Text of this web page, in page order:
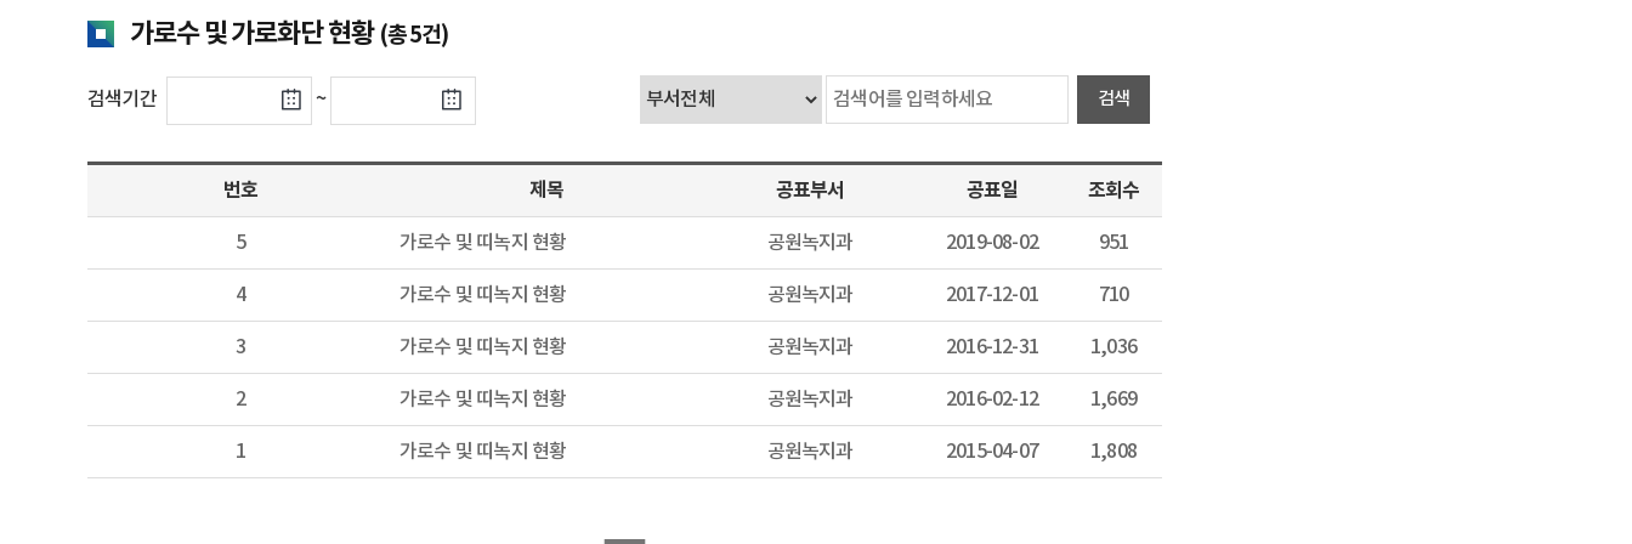
가로수 및 가로화단 현황 (총 5건)
검색기간 ~
번호 제목 공표부서 공표일 조회수
5 가로수 및 띠녹지 현황 공원녹지과 2019-08-02 951
4 가로수 및 띠녹지 현황 공원녹지과 2017-12-01 710
3 가로수 및 띠녹지 현황 공원녹지과 2016-12-31 1,036
2 가로수 및 띠녹지 현황 공원녹지과 2016-02-12 1,669
1 가로수 및 띠녹지 현황 공원녹지과 2015-04-07 1,808